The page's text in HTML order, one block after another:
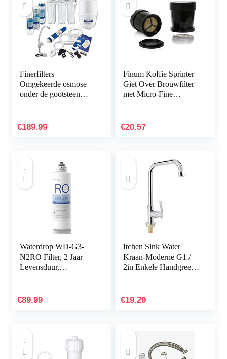
Finerfilters
Omgekeerde osmose
onder de gootsteen
huishouden, verwijdert
€189.99
Finum Koffie Sprinter
Giet Over Brouwfilter
met Micro-Fine
Beker, Zwart
€20.57
Waterdrop WD-G3-
N2RO Filter, 2 Jaar
Levensduur,
Osmose Systeem
€89.99
Itchen Sink Water
Kraan-Moderne G1 /
2in Enkele Handgreep
Koudwaterkraan Thuis
€19.29